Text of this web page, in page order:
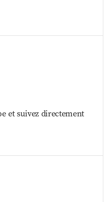
et suivez directement